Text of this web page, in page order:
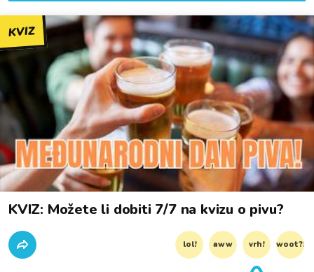
KVIZ
KVIZ: Možete li dobiti 7/7 na kvizu o pivu?
lol! aww vrh! woot?!